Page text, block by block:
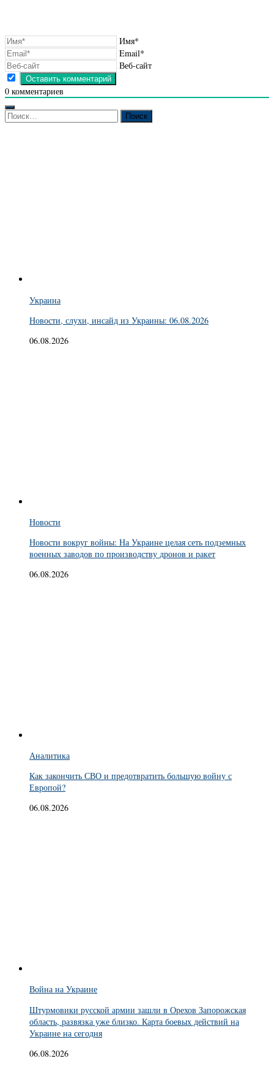
Имя*
Email*
Веб-сайт
0 комментариев
Найти:
Украина
Новости, слухи, инсайд из Украины: 06.08.2026
06.08.2026
Новости
Новости вокруг войны: На Украине целая сеть подземных
военных заводов по производству дронов и ракет
06.08.2026
Аналитика
Как закончить СВО и предотвратить большую войну с
Европой?
06.08.2026
Война на Украине
Штурмовики русской армии зашли в Орехов Запорожская
область, развязка уже близко. Карта боевых действий на
Украине на сегодня
06.08.2026